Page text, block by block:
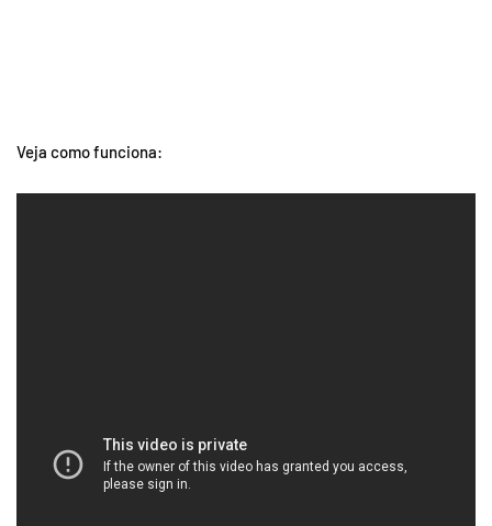
Veja como funciona: